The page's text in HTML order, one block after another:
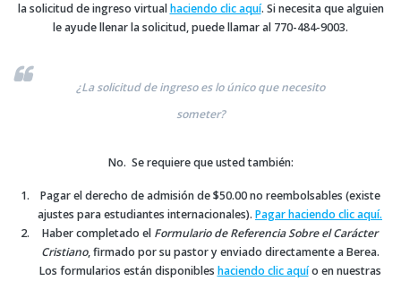
la solicitud de ingreso virtualhaciendo clic aquí. Si necesita que alguien
le ayude llenar la solicitud, puede llamar al 770-484-9003.
¿La solicitud de ingreso es lo único que necesito
someter?
No. Se requiere que usted también:
Pagar el derecho de admisión de $50.00 no reembolsables (existe
ajustes para estudiantes internacionales). Pagar haciendo clic aquí.
Haber completado el Formulario de Referencia Sobre el Carácter
Cristiano, firmado por su pastor y enviado directamente a Berea.
Los formularios están disponibles haciendo clic aquío en nuestras